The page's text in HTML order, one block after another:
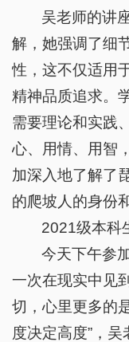
吴老师的讲
解，她强调了细
性，这不仅适用
精神品质追求。
需要理论和实践
心、用情、用智
加深入地了解了
的爬坡人的身份
2021级本科
今天下午参
一次在现实中见
切，心里更多的
度决定高度”，